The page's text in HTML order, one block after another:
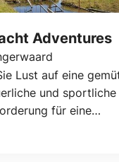
Adventures
Lust auf eine
und sportliche
für eine